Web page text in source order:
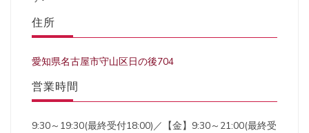
住所
愛知県名古屋市守山区日の後704
営業時間
9:30～19:30(最終受付18:00)／【金】9:30～21:00(最終受